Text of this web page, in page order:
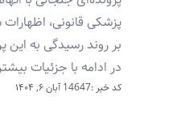
پزشکی قانونی،
بر روند رسیدگی به این
در ادامه با جزئیات
کد خبر :14647 آبان ۶, ۱۴۰۴